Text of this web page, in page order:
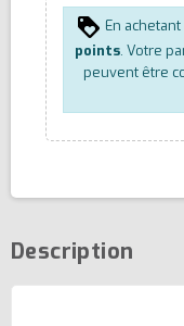
En
points. Votre
peuvent être
Description